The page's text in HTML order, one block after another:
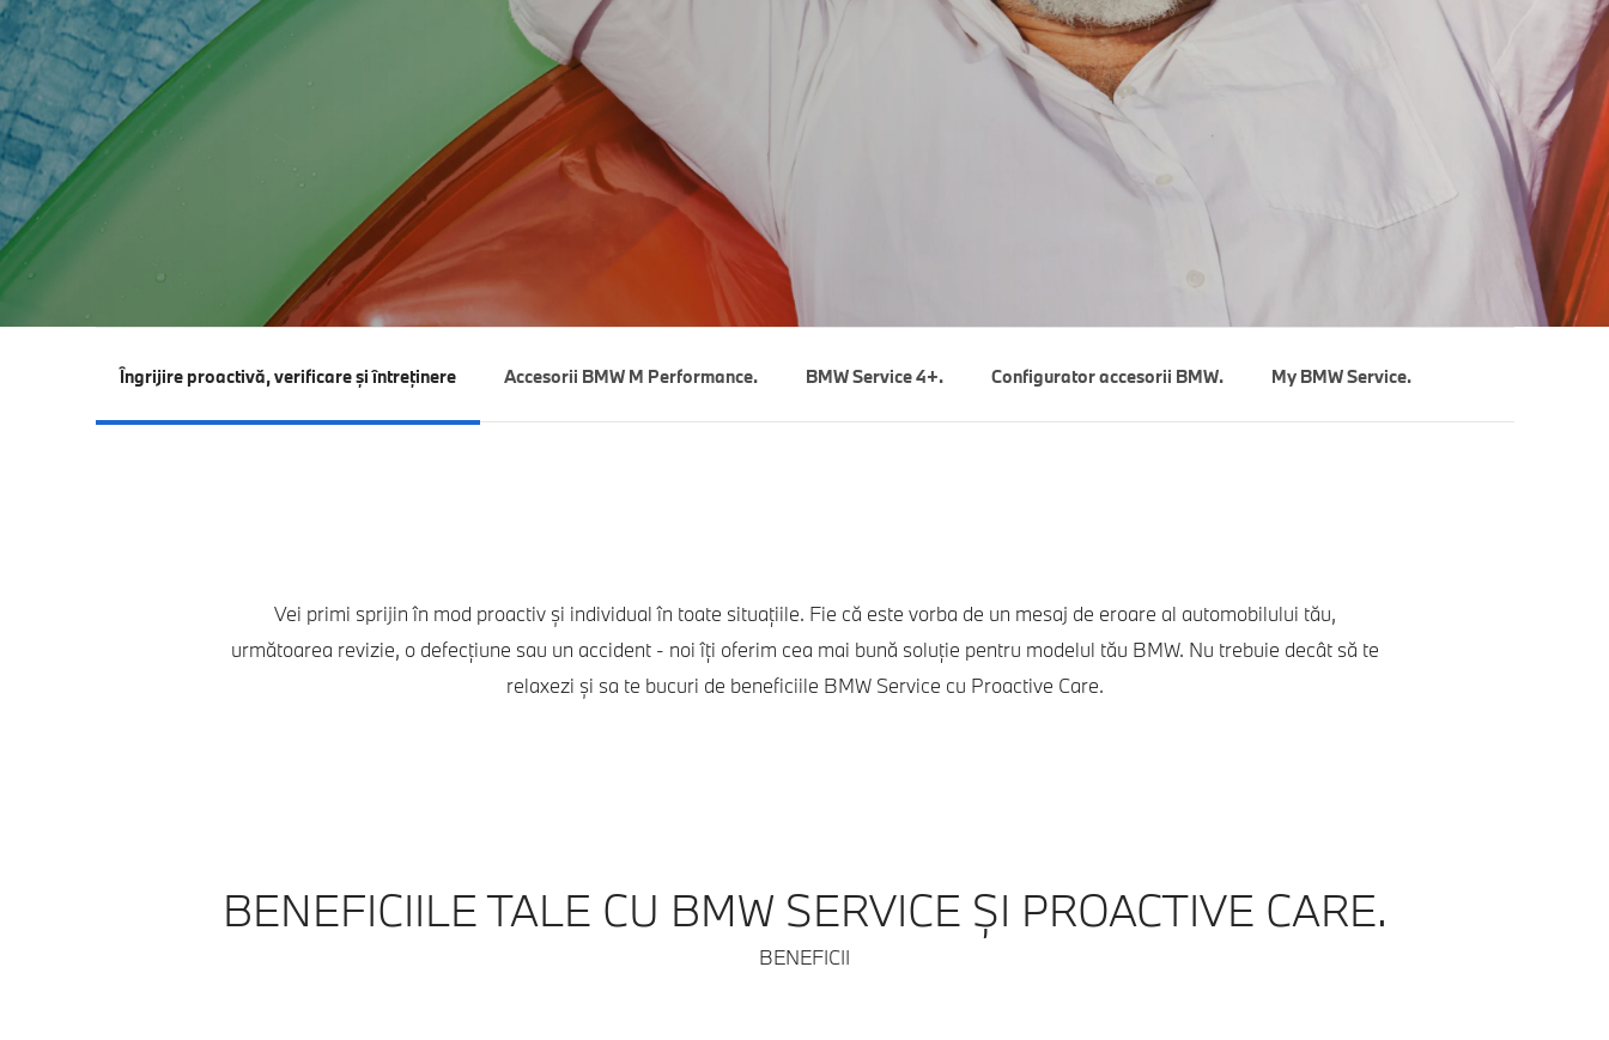
Îngrijire proactivă, verificare şi întreţinere Accesorii BMW M Performance. BMW Service 4+. Configurator accesorii BMW. My BMW Service.
Vei primi sprijin în mod proactiv şi individual în toate situaţiile. Fie că este vorba de un mesaj de eroare al automobilului tău,
următoarea revizie, o defecţiune sau un accident - noi îţi oferim cea mai bună soluţie pentru modelul tău BMW. Nu trebuie decât să te
relaxezi şi sa te bucuri de beneficiile BMW Service cu Proactive Care.
BENEFICIILE TALE CU BMW SERVICE ȘI PROACTIVE CARE.
BENEFICII